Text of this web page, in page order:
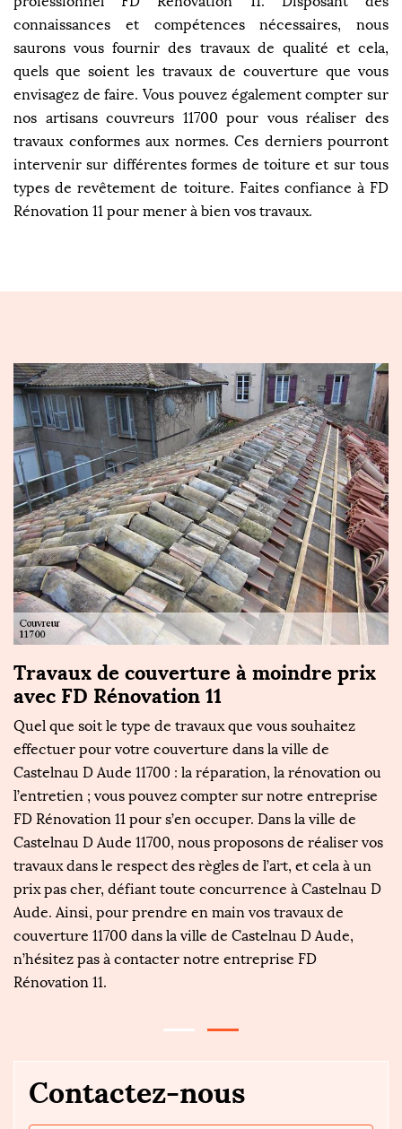
connaissances et compétences nécessaires, nous
saurons vous fournir des travaux de qualité et cela,
quels que soient les travaux de couverture que vous
envisagez de faire. Vous pouvez également compter sur
nos artisans couvreurs 11700 pour vous réaliser des
travaux conformes aux normes. Ces derniers pourront
intervenir sur différentes formes de toiture et sur tous
types de revêtement de toiture. Faites confiance à FD
Rénovation 11 pour mener à bien vos travaux.
Travaux de couverture à moindre prix
avec FD Rénovation 11
Quel que soit le type de travaux que vous souhaitez
effectuer pour votre couverture dans la ville de
Castelnau D Aude 11700 : la réparation, la rénovation ou
l’entretien ; vous pouvez compter sur notre entreprise
FD Rénovation 11 pour s’en occuper. Dans la ville de
Castelnau D Aude 11700, nous proposons de réaliser vos
travaux dans le respect des règles de l’art, et cela à un
prix pas cher, défiant toute concurrence à Castelnau D
Aude. Ainsi, pour prendre en main vos travaux de
couverture 11700 dans la ville de Castelnau D Aude,
n’hésitez pas à contacter notre entreprise FD
Rénovation 11.
Contactez-nous